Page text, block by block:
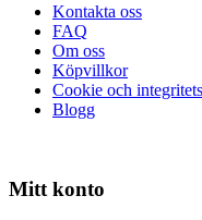
Kontakta oss
FAQ
Om oss
Köpvillkor
Cookie och
Blogg
Mitt konto